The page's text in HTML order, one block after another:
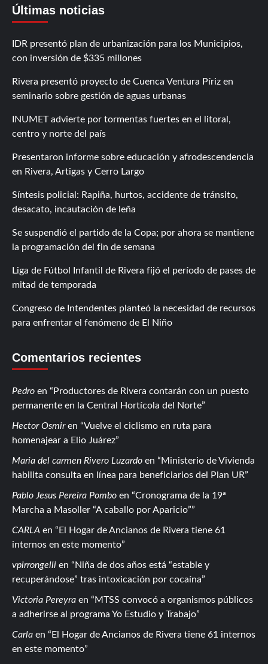
Últimas noticias
IDR presentó plan de urbanización para los Municipios,
con inversión de $335 millones
Rivera presentó proyecto de Cuenca Ventura Píriz en
seminario sobre gestión de aguas urbanas
INUMET advierte por tormentas fuertes en el litoral,
centro y norte del país
Presentaron informe sobre educación y afrodescendencia
en Rivera, Artigas y Cerro Largo
Síntesis policial: Rapiña, hurtos, accidente de tránsito,
desacato, incautación de leña
Se suspendió el partido de la Copa; por ahora se mantiene
la programación del fin de semana
Liga de Fútbol Infantil de Rivera fijó el período de pases de
mitad de temporada
Congreso de Intendentes planteó la necesidad de recursos
para enfrentar el fenómeno de El Niño
Comentarios recientes
Pedro en
Productores de Rivera contarán con un puesto
permanente en la Central Hortícola del Norte
Hector Osmiren
Vuelve el ciclismo en ruta para
homenajear a Elio Juárez
Maria del carmen Rivero Luzardo en
Ministerio de Vivienda
habilita consulta en línea para beneficiarios del Plan UR
Pablo Jesus Pereira Pombo en
Cronograma de la 19ª
Marcha a Masoller “A caballo por Aparicio”
CARLA en
El Hogar de Ancianos de Rivera tiene 61
internos en este momento
vpirrongelli en
Niña de dos años está “estable y
recuperándose” tras intoxicación por cocaína
Victoria Pereyra en
MTSS convocó a organismos públicos
a adherirse al programa Yo Estudio y Trabajo
Carla en
El Hogar de Ancianos de Rivera tiene 61 internos
en este momento